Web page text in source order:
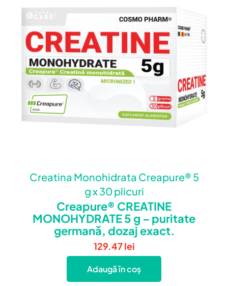
Creatina Monohidrata Creapure® 5
g x 30 plicuri
Creapure® CREATINE
MONOHYDRATE 5 g – puritate
germană, dozaj exact.
129.47lei
Adaugă în coș